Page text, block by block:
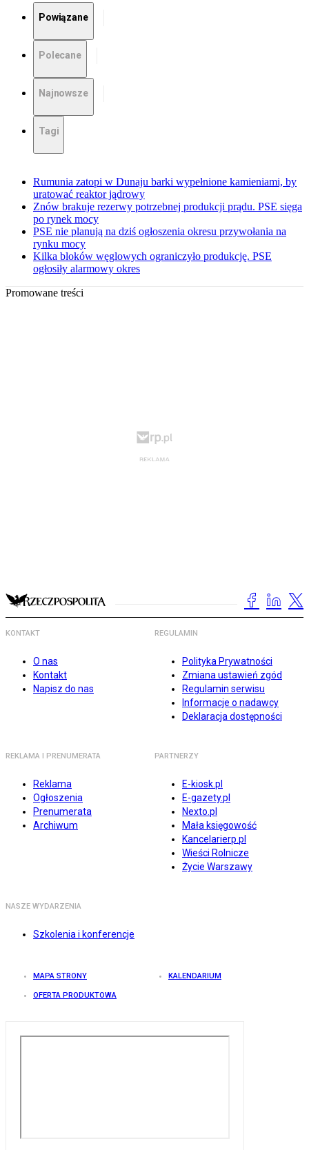
Powiązane
Polecane
Najnowsze
Tagi
Rumunia zatopi w Dunaju barki wypełnione kamieniami, by
uratować reaktor jądrowy
Znów brakuje rezerwy potrzebnej produkcji prądu. PSE sięga
po rynek mocy
PSE nie planują na dziś ogłoszenia okresu przywołania na
rynku mocy
Kilka bloków węglowych ograniczyło produkcję. PSE
ogłosiły alarmowy okres
Promowane treści
KONTAKT
O nas
Kontakt
Napisz do nas
REGULAMIN
Polityka Prywatności
Zmiana ustawień zgód
Regulamin serwisu
Informacje o nadawcy
Deklaracja dostępności
REKLAMA I PRENUMERATA
Reklama
Ogłoszenia
Prenumerata
Archiwum
PARTNERZY
E-kiosk.pl
E-gazety.pl
Nexto.pl
Mała księgowość
Kancelarierp.pl
Wieści Rolnicze
Życie Warszawy
NASZE WYDARZENIA
Szkolenia i konferencje
MAPA STRONY KALENDARIUM
OFERTA PRODUKTOWA